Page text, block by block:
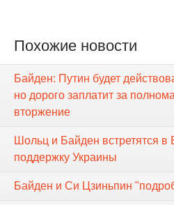
Похожие новости
Байден: Путин будет
но дорого заплатит за
вторжение
Шольц и Байден встретятся в
поддержку Украины
Байден и Си Цзиньпин